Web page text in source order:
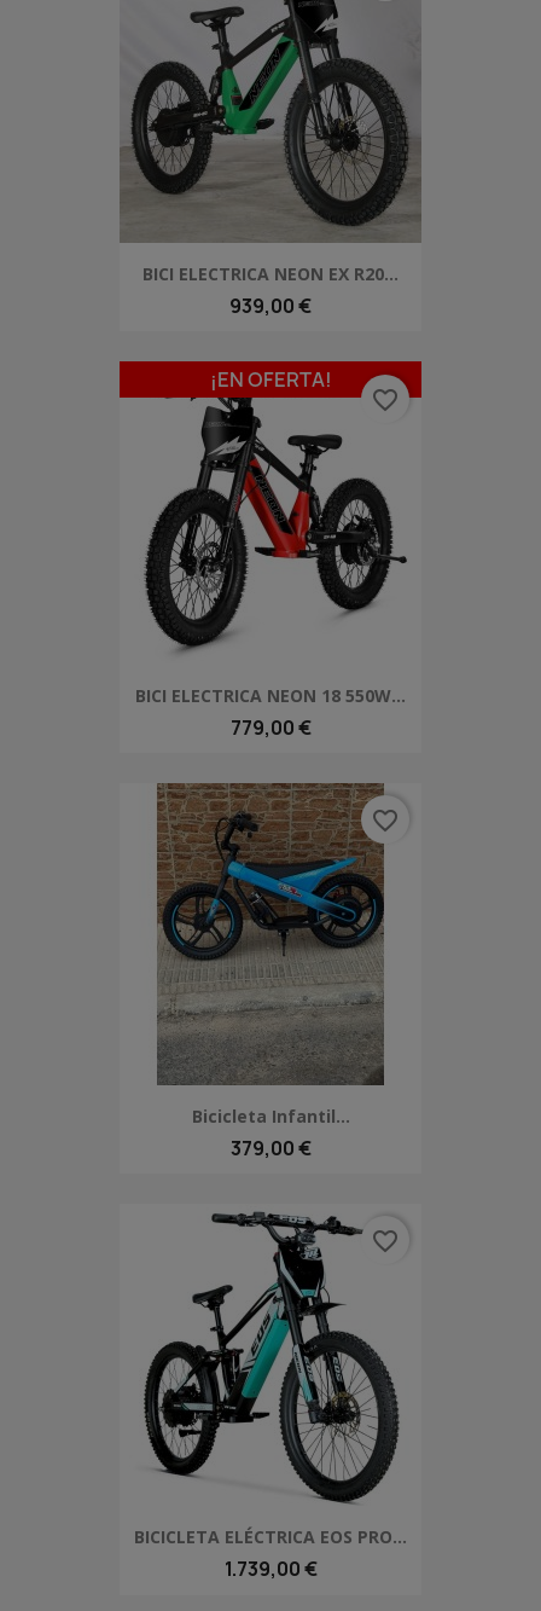
BICI ELECTRICA NEON EX R20...
939,00 €
BICI ELECTRICA NEON 18 550W...
779,00 €
¡EN OFERTA!
favorite_border
Bicicleta Infantil...
379,00 €
favorite_border
BICICLETA ELÉCTRICA EOS PRO...
1.739,00 €
favorite_border